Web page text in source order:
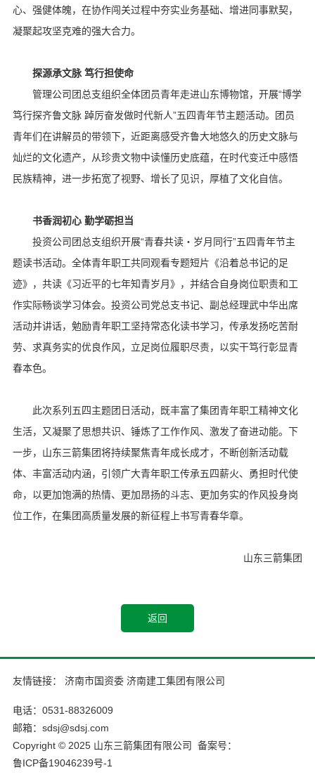
心、强健体魄，在协作闯关过程中夯实业务基础、增进同事默契，
凝聚起攻坚克难的强大合力。
探源承文脉 笃行担使命
管理公司团总支组织全体团员青年走进山东博物馆，开展“博学
笃行探齐鲁文脉 踔厉奋发做时代新人”五四青年节主题活动。团员
青年们在讲解员的带领下，近距离感受齐鲁大地悠久的历史文脉与
灿烂的文化遗产，从珍贵文物中读懂历史底蕴，在时代变迁中感悟
民族精神，进一步拓宽了视野、增长了见识，厚植了文化自信。
书香润初心 勤学砺担当
投资公司团总支组织开展“青春共读・岁月同行”五四青年节主
题读书活动。全体青年职工共同观看专题短片《沿着总书记的足
迹》，共读《习近平的七年知青岁月》，并结合自身岗位职责和工
作实际畅谈学习体会。投资公司党总支书记、副总经理武中华出席
活动并讲话，勉励青年职工坚持常态化读书学习，传承发扬吃苦耐
劳、求真务实的优良作风，立足岗位履职尽责，以实干笃行彰显青
春本色。
此次系列五四主题团日活动，既丰富了集团青年职工精神文化
生活，又凝聚了思想共识、锤炼了工作作风、激发了奋进动能。下
一步，山东三箭集团将持续聚焦青年成长成才，不断创新活动载
体、丰富活动内涵，引领广大青年职工传承五四薪火、勇担时代使
命，以更加饱满的热情、更加昂扬的斗志、更加务实的作风投身岗
位工作，在集团高质量发展的新征程上书写青春华章。
山东三箭集团
返回
友情链接： 济南市国资委 济南建工集团有限公司
电话：0531-88326009
邮箱：sdsj@sdsj.com
Copyright © 2025 山东三箭集团有限公司 备案号：
鲁ICP备19046239号-1